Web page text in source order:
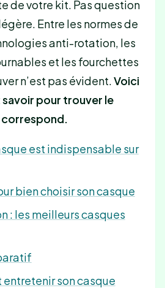
de votre kit. Pas question
Entre les normes de
anti-rotation, les
et les fourchettes
n’est pas évident. Voici
pour trouver le
est indispensable sur
bien choisir son casque
: les meilleurs casques
entretenir son casque